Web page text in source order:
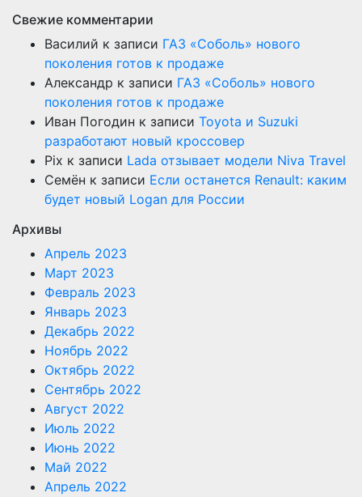
Свежие комментарии
Василий к записи ГАЗ «Соболь» нового
поколения готов к продаже
Александр к записи ГАЗ «Соболь» нового
поколения готов к продаже
Иван Погодин к записи Toyota и Suzuki
разработают новый кроссовер
Pix к записи Lada отзывает модели Niva Travel
Семён к записи Если останется Renault: каким
будет новый Logan для России
Архивы
Апрель 2023
Март 2023
Февраль 2023
Январь 2023
Декабрь 2022
Ноябрь 2022
Октябрь 2022
Сентябрь 2022
Август 2022
Июль 2022
Июнь 2022
Май 2022
Апрель 2022